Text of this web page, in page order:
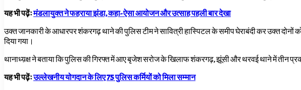
यह भी पढ़ेंःमंडलायुक्त ने फहराया झंडा, कहा- ऐसा आयोजन और उत्साह पहली बार देखा
उक्त जानकारी के आधारपर शंकरगढ़ थाने की पुलिस टीम ने सावित्री हास्पिटल के समीप घेराबंदी कर उक्त
दिया गया।
थानाध्य़क्ष ने बताया कि पुलिस की गिरफ्त में आए बृजेश सरोज के खिलाफ शंकरगढ़, झूंसी और थरवई थाने में
यह भी पढ़ेंःउल्लेखनीय योगदान के लिए 75 पुलिस कर्मियों को मिला सम्मान